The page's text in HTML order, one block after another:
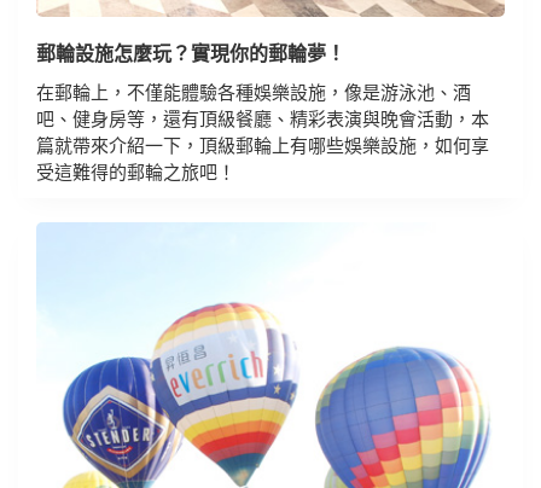
郵輪設施怎麼玩？實現你的郵輪夢！
在郵輪上，不僅能體驗各種娛樂設施，像是游泳池、酒
吧、健身房等，還有頂級餐廳、精彩表演與晚會活動，本
篇就帶來介紹一下，頂級郵輪上有哪些娛樂設施，如何享
受這難得的郵輪之旅吧！